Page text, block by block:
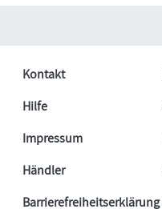
Kontakt
Hilfe
Impressum
Händler
Barrierefreiheitserklärung